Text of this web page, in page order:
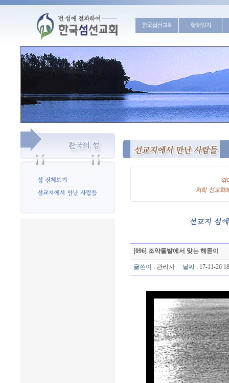
한국섬선교회 항해일지
[096] 조약돌밭에서 맞는 해돋이
글쓴이 : 관리자 날짜 : 17-11-26